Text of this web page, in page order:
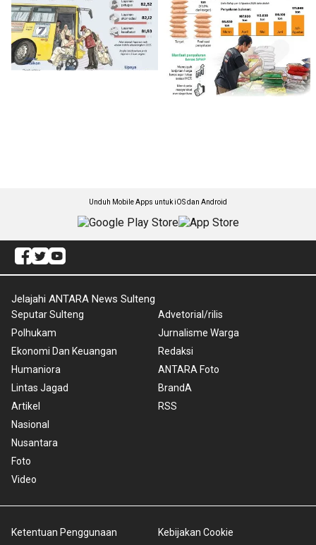
Unduh Mobile Apps untuk iOS dan Android
Jelajahi ANTARA News Sulteng
Seputar Sulteng
Polhukam
Ekonomi Dan Keuangan
Humaniora
Lintas Jagad
Artikel
Nasional
Nusantara
Foto
Video
Advetorial/rilis
Jurnalisme Warga
Redaksi
ANTARA Foto
BrandA
RSS
Ketentuan Penggunaan
Kebijakan Cookie